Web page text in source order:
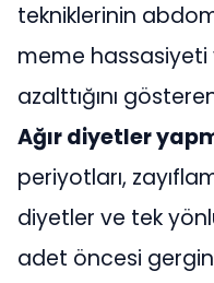
tekniklerinin
meme hassasiyeti
azalttığını
Ağır diyetler
periyotları,
diyetler ve tek
adet öncesi